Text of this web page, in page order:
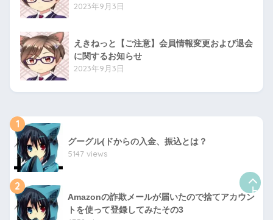
上
2023年9月3日
えきねっと【ご注意】会員情報変更および退会
に関するお知らせ
2023年9月3日
1
グーグル(ドからの入金、振込とは？
5147 views
2
Amazonの詐欺メールが届いたので捨てアカウン
トを使って登録してみたその3